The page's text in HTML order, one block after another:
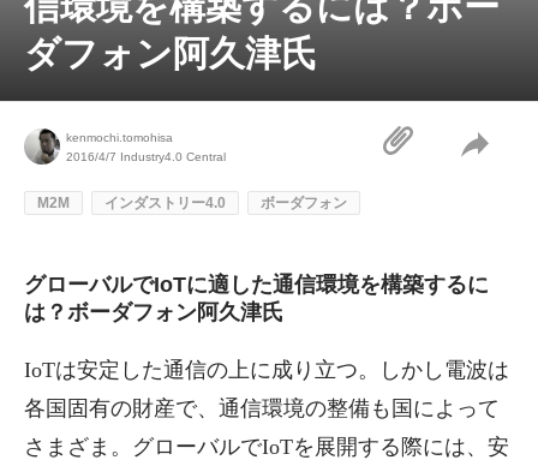
ダフォン阿久津氏
kenmochi.tomohisa
2016/4/7 Industry4.0 Central
M2M インダストリー4.0 ボーダフォン
グローバルでIoTに適した通信環境を構築するに
は？ボーダフォン阿久津氏
IoTは安定した通信の上に成り立つ。しかし電波は
各国固有の財産で、通信環境の整備も国によって
さまざま。グローバルでIoTを展開する際には、安